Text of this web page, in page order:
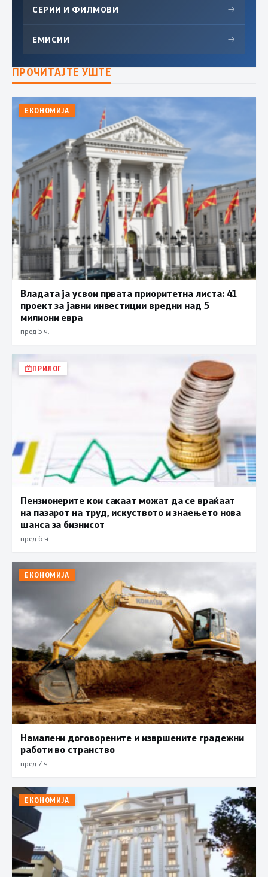
СЕРИИ И ФИЛМОВИ →
ЕМИСИИ →
ПРОЧИТАЈТЕ УШТЕ
ЕКОНОМИЈА
Владата ја усвои првата приоритетна листа: 41
проект за јавни инвестиции вредни над 5
милиони евра
пред 5 ч.
ПРИЛОГ
Пензионерите кои сакаат можат да се враќаат
на пазарот на труд, искуството и знаењето нова
шанса за бизнисот
пред 6 ч.
ЕКОНОМИЈА
Намалени договорените и извршените градежни
работи во странство
пред 7 ч.
ЕКОНОМИЈА